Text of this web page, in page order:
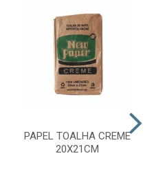
PAPEL TOALHA CREME
20X21CM